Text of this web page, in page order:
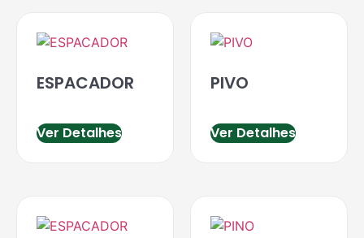
ESPACADOR
Ver Detalhes
PIVO
Ver Detalhes